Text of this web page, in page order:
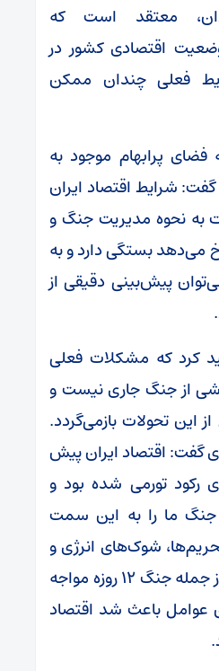
معتقد است که
اقتصادی کشور در
در شرایط فعلی چندان ممکن
فضای پرابهام موجود به
گفت: شرایط اقتصاد ایران
به نحوه مدیریت جنگ و
می‌دهد بستگی دارد و به
پیش‌بینی دقیقی از
کرد که مشکلات فعلی
از جنگ جاری نیست و
این تحولات بازمی‌گردد.
گفت: اقتصاد ایران پیش
رکود تورمی شده بود و
ما را به این سمت
شوک‌های انرژی و
حتی تنش‌های قبلی از جمله جنگ ۱۲ روزه مواجه
عوامل باعث شد اقتصاد